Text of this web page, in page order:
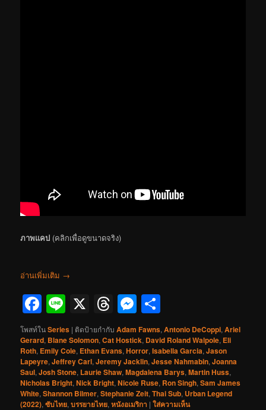
ภาพแคป (คลิกเพื่อดูขนาดจริง)
อ่านเพิ่มเติม →
Facebook
Line
X Threads
Messenger
โพสท์ในSeries | ติดป้ายกำกับ Adam Fawns,Antonio DeCoppi,Ariel
Gerard, Blane Solomon,Cat Hostick, David Roland Walpole, Eli
Roth, Emily Cole, Ethan Evans,Horror,Isabella Garcia,Jason
Lapeyre,Jeffrey Carl,Jeremy Jacklin,Jesse Nahmabin,Joanna
Saul,Josh Stone, Laurie Shaw,Magdalena Barys,Martin Huss,
Nicholas Bright,Nick Bright,Nicole Ruse, Ron Singh,Sam James
White,Shannon Bilmer,Stephanie Zeit,Thai Sub, Urban Legend
(2022),ซับไทย,บรรยายไทย,หนังอเมริกา |ใส่ความเห็น